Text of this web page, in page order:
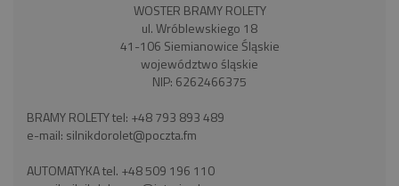
WOSTER BRAMY ROLETY
ul. Wróblewskiego 18
41-106 Siemianowice Śląskie
województwo śląskie
NIP: 6262466375
BRAMY ROLETY tel: +48 793 893 489
e-mail: silnikdorolet@poczta.fm
AUTOMATYKA tel. +48 509 196 110